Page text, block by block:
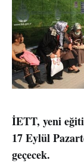
İETT, yeni
17 Eylül
geçecek.